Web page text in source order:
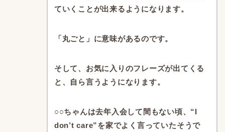
ていくことが出来るようになります。
「丸ごと」に意味があるのです。
そして、 お気に入りのフレーズが出てくる
と、 自ら言うようになります。
○○ちゃんは去年入会して間もない頃、 “I
don’t care”を家でよく言っていたそうで